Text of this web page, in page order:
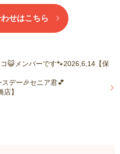
せはこちら
😺メンバーです🐾2026,6,14【保
デー🎉セニア君💕
】